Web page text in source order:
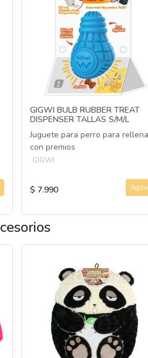
GIGWI BULB RUBBER TREAT
DISPENSER TALLAS S/M/L
Juguete para perro para
con premios
GIGWI
$ 7.990